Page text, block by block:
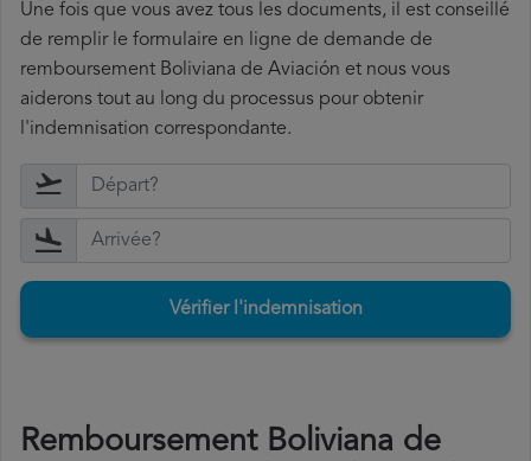
Une fois que vous avez tous les documents, il est conseillé
de remplir le formulaire en ligne de demande de
remboursement Boliviana de Aviación et nous vous
aiderons tout au long du processus pour obtenir
l'indemnisation correspondante.
Vérifier l'indemnisation
Remboursement Boliviana de